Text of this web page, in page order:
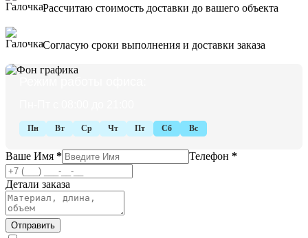
Ваше Имя * Телефон *
Детали заказа
Рассчитаю стоимость доставки до вашего объекта
Согласую сроки выполнения и доставки заказа
Пн Вт Ср Чт Пт Сб Вс